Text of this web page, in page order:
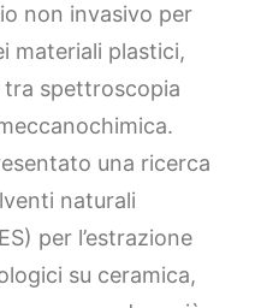
non invasivo per
materiali plastici,
tra spettroscopia
una ricerca
naturali
per l’estrazione
su ceramica,